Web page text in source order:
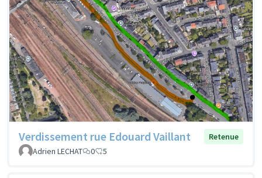
Verdissement rue Edouard Vaillant
Retenue
Adrien LECHAT
0 5